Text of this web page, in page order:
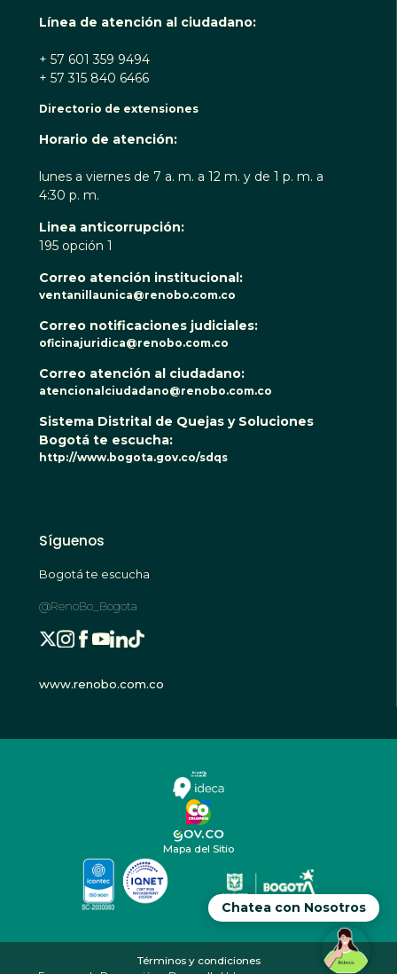
Chatea con Nosotros
Línea de atención al ciudadano:
+ 57 601 359 9494
+ 57 315 840 6466
Directorio de extensiones
Horario de atención:
lunes a viernes de 7 a. m. a 12 m. y de 1 p. m. a
4:30 p. m.
Linea anticorrupción:
195 opción 1
Correo atención institucional:
ventanillaunica@renobo.com.co
Correo notificaciones judiciales:
oficinajuridica@renobo.com.co
Correo atención al ciudadano:
atencionalciudadano@renobo.com.co
Sistema Distrital de Quejas y Soluciones
Bogotá te escucha:
http://www.bogota.gov.co/sdqs
Síguenos
Bogotá te escucha
@RenoBo_Bogota
www.renobo.com.co
Mapa del Sitio
Términos y condiciones